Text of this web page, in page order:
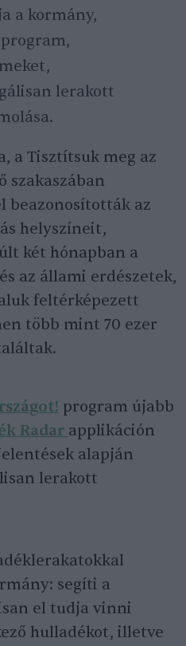
a kormány,
lerakott
a Tisztítsuk meg az
szakaszában
beazonosították az
helyszíneit,
két hónapban a
az állami erdészetek,
feltérképezett
több mint 70 ezer
program újabb
Radar applikáción
alapján
lerakott
segíti a
el tudja vinni
hulladékot, illetve